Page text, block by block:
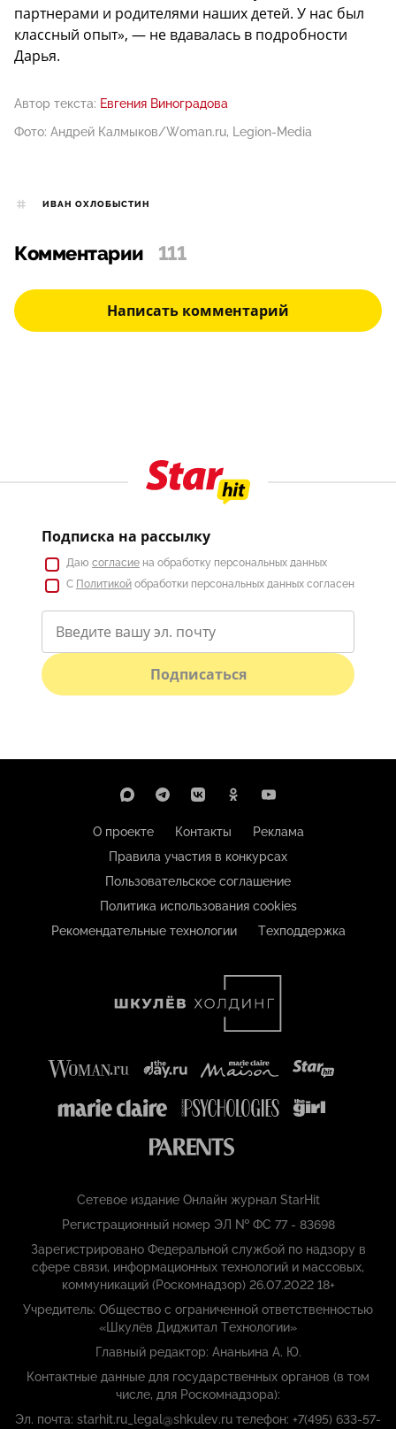
партнерами и родителями наших детей. У нас был
классный опыт», — не вдавалась в подробности
Дарья.
Автор текста: Евгения Виноградова
Фото: Андрей Калмыков/Woman.ru, Legion-Media
ИВАН ОХЛОБЫСТИН
Комментарии 111
Написать комментарий
Подписка на рассылку
Даю согласие на обработку персональных данных
С Политикой обработки персональных данных согласен
Подписаться
О проекте Контакты
Реклама
Правила участия в конкурсах
Пользовательское соглашение
Политика использования cookies
Рекомендательные технологии
Техподдержка
Сетевое издание Онлайн журнал StarHit
Регистрационный номер ЭЛ № ФС 77 - 83698
Зарегистрировано Федеральной службой по надзору в
сфере связи, информационных технологий и массовых,
коммуникаций (Роскомнадзор) 26.07.2022 18+
Учредитель: Общество с ограниченной ответственностью
«Шкулёв Диджитал Технологии»
Главный редактор: Ананьина А. Ю.
Контактные данные для государственных органов (в том
числе, для Роскомнадзора):
Эл. почта: starhit.ru_legal@shkulev.ru телефон: +7(495) 633-57-